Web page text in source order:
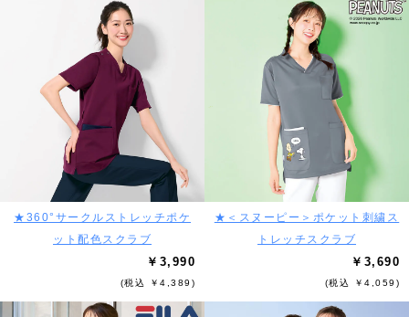
★360°サークルストレッチポケ
ット配色スクラブ
￥3,990
(税込 ￥4,389)
★＜スヌーピー＞ポケット刺繍ス
トレッチスクラブ
￥3,690
(税込 ￥4,059)